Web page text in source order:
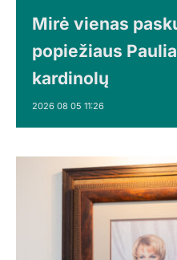
Mirė vienas
popiežiaus
kardinolų
2026 08 05 11:26